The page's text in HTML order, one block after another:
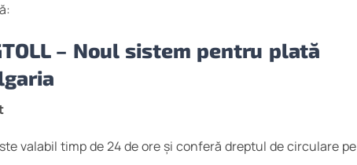
– Noul sistem pentru plată
valabil timp de 24 de ore și conferă dreptul de circulare pe